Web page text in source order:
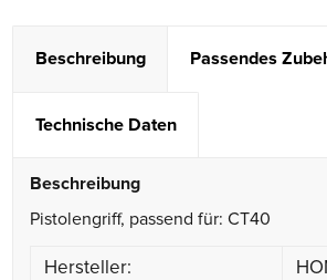
Beschreibung Passendes
Technische Daten
Beschreibung
Pistolengriff, passend für: CT40
Hersteller: